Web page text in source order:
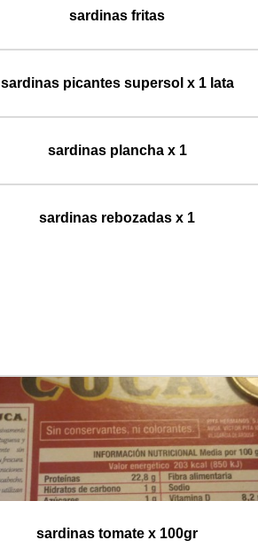
sardinas fritas
sardinas picantes supersol x 1 lata
sardinas plancha x 1
sardinas rebozadas x 1
sardinas tomate x 100gr